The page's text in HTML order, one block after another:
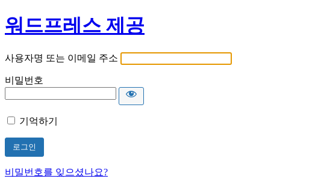
워드프레스 제공
사용자명 또는 이메일 주소
비밀번호
기억하기
비밀번호를 잊으셨나요?